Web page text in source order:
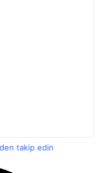
takip edin